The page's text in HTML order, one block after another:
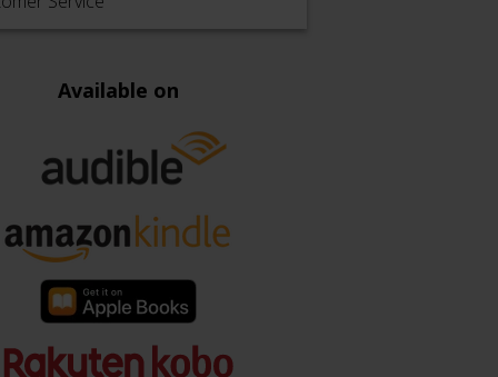
Available on